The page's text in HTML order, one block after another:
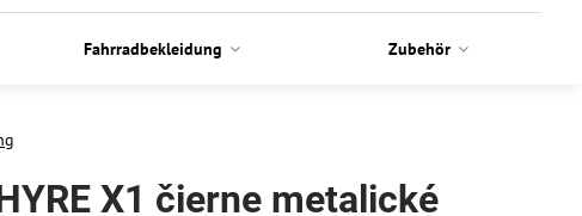
Fahrradbekleidung Zubehör
X1 čierne metalické